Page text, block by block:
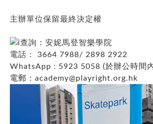
主辦單位保留最終決定權
查詢：安妮馬登智樂學院
電話： 3664 7988/ 2898 2922
WhatsApp : 5923 5058 (於辦公時間
電郵： academy@playright.org.hk